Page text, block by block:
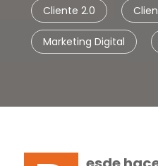
Cliente 2.0
Marketing Digital